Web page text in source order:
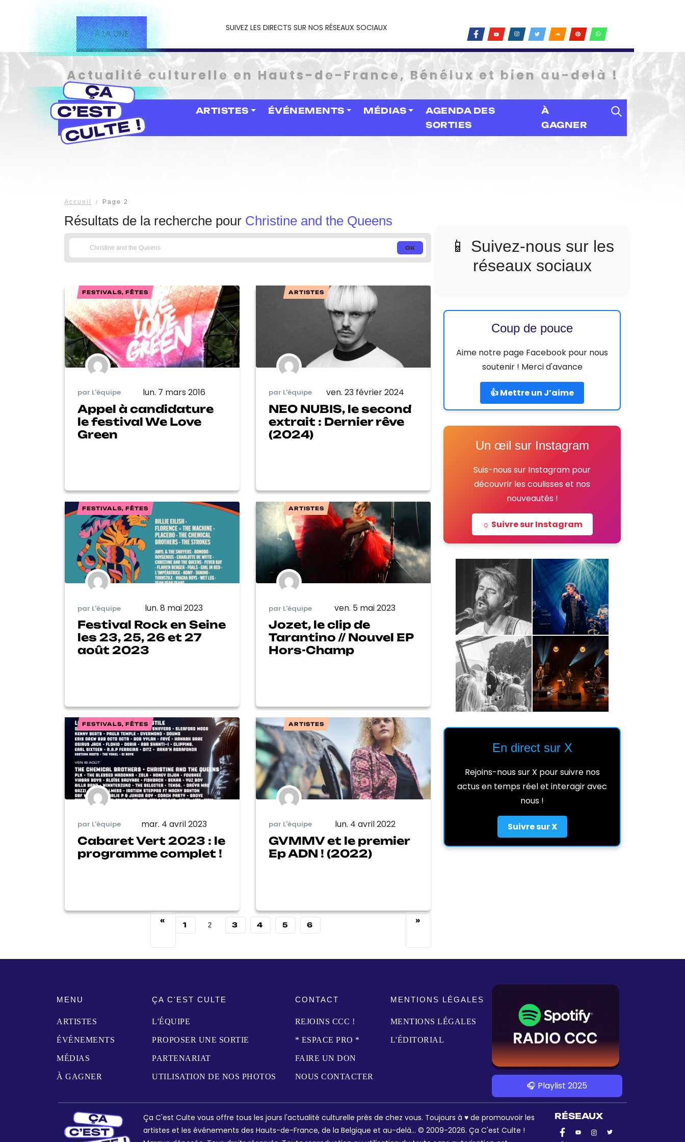
À LA UNE
SUIVEZ LES DIRECTS SUR NOS RÉSEAUX SOCIAUX
Actualité culturelle en Hauts-de-France, Bénélux et bien au-delà !
ARTISTES ÉVÉNEMENTS MÉDIAS
AGENDA DES
SORTIES
À
GAGNER
Accueil Page 2
Résultats de la recherche pour Christine and the Queens
FESTIVALS, FÊTES
par L'équipe lun. 7 mars 2016
Appel à candidature
le festival We Love
Green
ARTISTES
par L'équipe ven. 23 février 2024
NEO NUBIS, le second
extrait : Dernier rêve
(2024)
FESTIVALS, FÊTES
par L'équipe lun. 8 mai 2023
Festival Rock en Seine
les 23, 25, 26 et 27
août 2023
ARTISTES
par L'équipe ven. 5 mai 2023
Jozet, le clip de
Tarantino // Nouvel EP
Hors-Champ
FESTIVALS, FÊTES
par L'équipe mar. 4 avril 2023
Cabaret Vert 2023 : le
programme complet !
ARTISTES
par L'équipe lun. 4 avril 2022
GVMMV et le premier
Ep ADN ! (2022)
«
1 2 3 4 5 6
»
📱 Suivez-nous sur les
réseaux sociaux
Coup de pouce
Aime notre page Facebook pour nous
soutenir ! Merci d'avance
👍 Mettre un J’aime
Un œil sur Instagram
Suis-nous sur Instagram pour
découvrir les coulisses et nos
nouveautés !
☼ Suivre sur Instagram
En direct sur X
Rejoins-nous sur X pour suivre nos
actus en temps réel et interagir avec
nous !
Suivre sur X
MENU
ARTISTES
ÉVÉNEMENTS
MÉDIAS
À GAGNER
ÇA C'EST CULTE
L'ÉQUIPE
PROPOSER UNE SORTIE
PARTENARIAT
UTILISATION DE NOS PHOTOS
CONTACT
REJOINS CCC !
* ESPACE PRO *
FAIRE UN DON
NOUS CONTACTER
MENTIONS LÉGALES
MENTIONS LÉGALES
L'ÉDITORIAL
🎧 Playlist 2025
Ça C'est Culte vous offre tous les jours l'actualité culturelle près de chez vous. Toujours à ♥ de promouvoir les
artistes et les événements des Hauts-de-France, de la Belgique et au-delà... © 2009-2026. Ça C'est Culte !
RÉSEAUX